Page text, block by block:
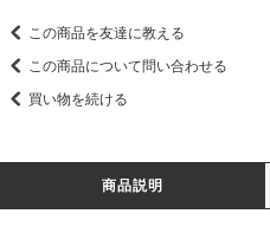
この商品を友達に教える
この商品について問い合わせる
買い物を続ける
商品説明